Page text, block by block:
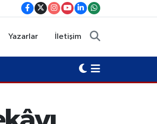
Yazarlar İletişim